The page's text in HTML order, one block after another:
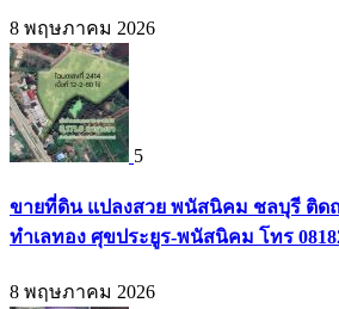
8 พฤษภาคม 2026
5
ขายที่ดิน แปลงสวย พนัสนิคม ชลบุรี ติดถ
ทำเลทอง ศุขประยูร-พนัสนิคม โทร
8 พฤษภาคม 2026